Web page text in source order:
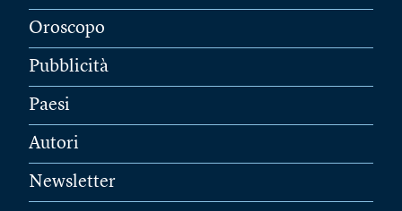
Oroscopo
Pubblicità
Paesi
Autori
Newsletter